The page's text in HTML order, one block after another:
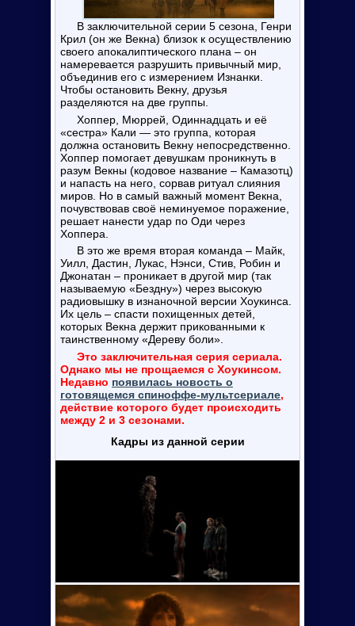
В заключительной серии 5 сезона, Генри
Крил (он же Векна) близок к осуществлению
своего апокалиптического плана – он
намеревается разрушить привычный мир,
объединив его с измерением Изнанки.
Чтобы остановить Векну, друзья
разделяются на две группы.
Хоппер, Мюррей, Одиннадцать и её
«сестра» Кали — это группа, которая
должна остановить Векну непосредственно.
Хоппер помогает девушкам проникнуть в
разум Векны (кодовое название – Камазотц)
и напасть на него, сорвав ритуал слияния
миров. Но в самый важный момент Векна,
почувствовав своё неминуемое поражение,
решает нанести удар по Оди через
Хоппера.
В это же время вторая команда – Майк,
Уилл, Дастин, Лукас, Нэнси, Стив, Робин и
Джонатан – проникает в другой мир (так
называемую «Бездну») через высокую
радиовышку в изнаночной версии Хоукинса.
Их цель – спасти похищенных детей,
которых Векна держит прикованными к
таинственному «Дереву боли».
Это заключительная серия сериала.
Однако мы не прощаемся с Хоукинсом.
Недавно появилась новость о
готовящемся спиноффе-мультсериале,
действие которого будет происходить
между 2 и 3 сезонами.
Кадры из данной серии